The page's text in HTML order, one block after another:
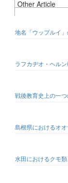
Other Article
地名「ウップルイ
ラフカヂオ・ヘル
戦後教育史上の一
島根県におけるオ
水田におけるクモ